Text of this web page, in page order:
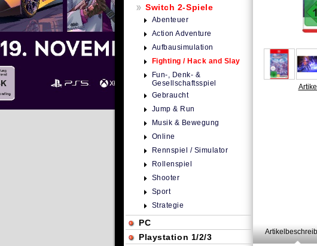
Switch 2-Spiele
Abenteuer
Action Adventure
Aufbausimulation
Fighting / Hack and Slay
Fun-, Denk- &
Gesellschaftsspiel
Gebraucht
Jump & Run
Musik & Bewegung
Online
Rennspiel / Simulator
Rollenspiel
Shooter
Sport
Strategie
PC
Playstation 1/2/3